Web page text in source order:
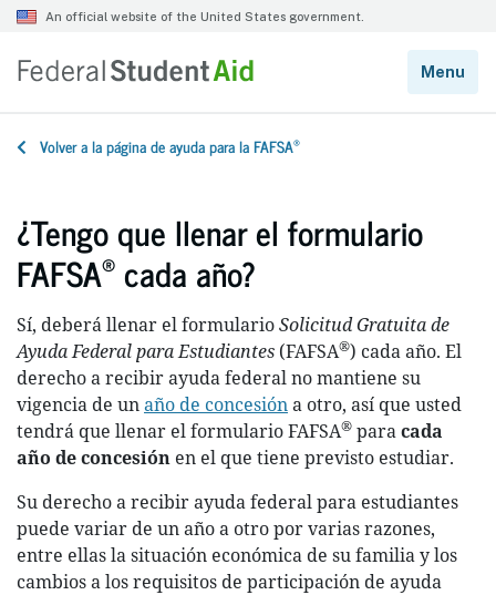
Volver a la página de ayuda para la FAFSA®
¿Tengo que llenar el formulario
FAFSA® cada año?
Sí, deberá llenar el formularioSolicitud Gratuita de
Ayuda Federal para Estudiantes (FAFSA®) cada año. El
derecho a recibir ayuda federal no mantiene su
vigencia de unaño de concesióna otro, así que usted
tendrá que llenar el formulario FAFSA® paracada
año de concesión en el que tiene previsto estudiar.
Su derecho a recibir ayuda federal para estudiantes
puede variar de un año a otro por varias razones,
entre ellas la situación económica de su familia y los
cambios a los requisitos de participación de ayuda